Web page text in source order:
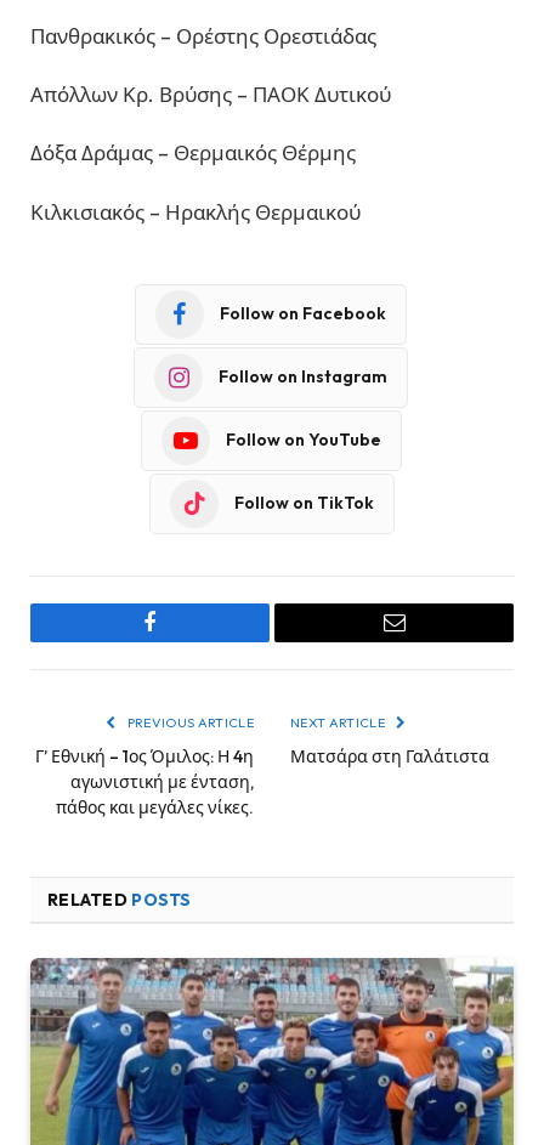
Πανθρακικός – Ορέστης Ορεστιάδας
Απόλλων Κρ. Βρύσης – ΠΑΟΚ Δυτικού
Δόξα Δράμας – Θερμαικός Θέρμης
Κιλκισιακός – Ηρακλής Θερμαικού
Follow on Facebook
Follow on Instagram
Follow on YouTube
Follow on TikTok
Facebook Email
PREVIOUS ARTICLE
Γ’ Εθνική – 1ος Όμιλος: Η 4η
αγωνιστική με ένταση,
πάθος και μεγάλες νίκες.
NEXT ARTICLE
Ματσάρα στη Γαλάτιστα
RELATED POSTS